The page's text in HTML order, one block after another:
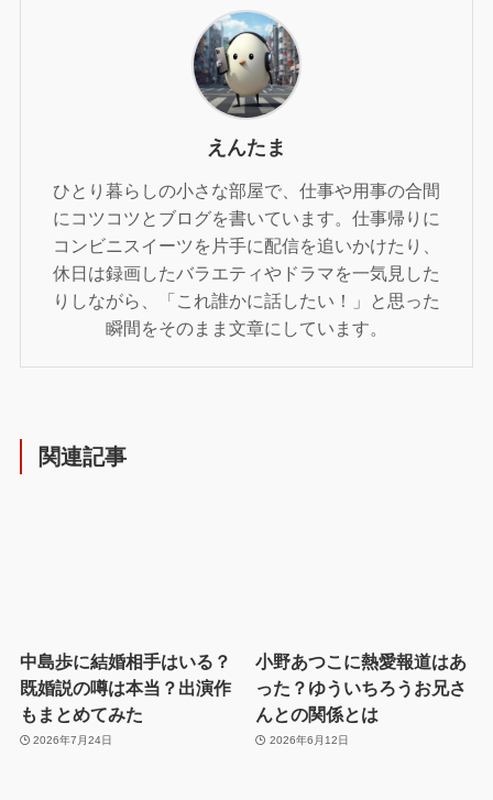
えんたま
ひとり暮らしの小さな部屋で、仕事や用事の合間
にコツコツとブログを書いています。仕事帰りに
コンビニスイーツを片手に配信を追いかけたり、
休日は録画したバラエティやドラマを一気見した
りしながら、「これ誰かに話したい！」と思った
瞬間をそのまま文章にしています。
関連記事
中島歩に結婚相手はいる？
既婚説の噂は本当？出演作
もまとめてみた
2026年7月24日
小野あつこに熱愛報道はあ
った？ゆういちろうお兄さ
んとの関係とは
2026年6月12日